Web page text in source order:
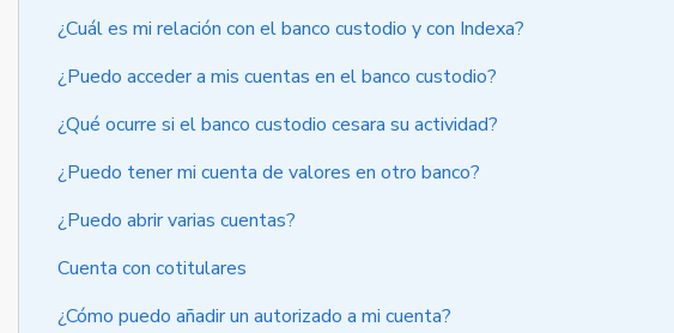
¿Cuál es mi relación con el banco custodio y con Indexa?
¿Puedo acceder a mis cuentas en el banco custodio?
¿Qué ocurre si el banco custodio cesara su actividad?
¿Puedo tener mi cuenta de valores en otro banco?
¿Puedo abrir varias cuentas?
Cuenta con cotitulares
¿Cómo puedo añadir un autorizado a mi cuenta?